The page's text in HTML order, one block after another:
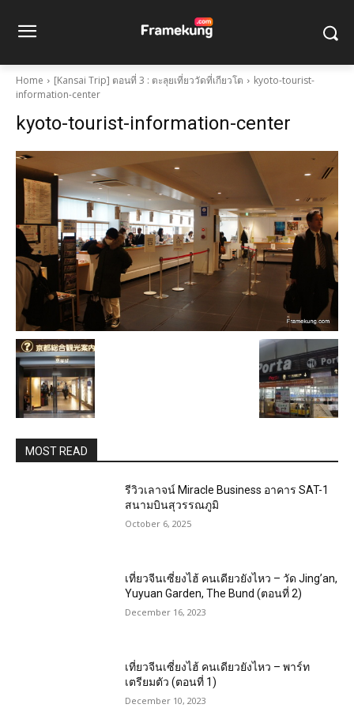
Home [Kansai Trip] ตอนที่ 3 : ตะลุยเที่ยววัดที่เกียวโต
kyoto-tourist-
information-center
kyoto-tourist-information-center
MOST READ
รีวิวเลาจน์ Miracle Business อาคาร SAT-1
สนามบินสุวรรณภูมิ
October 6, 2025
เที่ยวจีนเซี่ยงไฮ้ คนเดียวยังไหว – วัด Jing’an,
Yuyuan Garden, The Bund (ตอนที่ 2)
December 16, 2023
เที่ยวจีนเซี่ยงไฮ้ คนเดียวยังไหว – พาร์ท
เตรียมตัว (ตอนที่ 1)
December 10, 2023